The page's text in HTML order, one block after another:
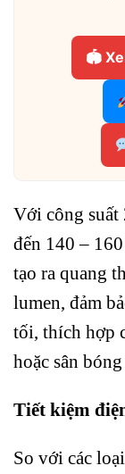
🏟
Với công suất
đến 140 –
tạo ra quang
lumen, đảm
tối, thích hợp
hoặc sân
Tiết kiệm
So với các